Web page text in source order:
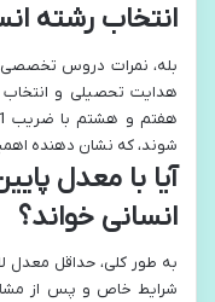
انتخاب رشته
بله، نمرات دروس
هدایت تحصیلی و
شوند، که نشان دهنده
انسانی خواند؟
شرایط خاص و پس از